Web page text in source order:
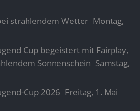
strahlendem Wetter Montag,
Cup begeistert mit Fairplay,
Sonnenschein Samstag,
Cup 2026 Freitag, 1. Mai